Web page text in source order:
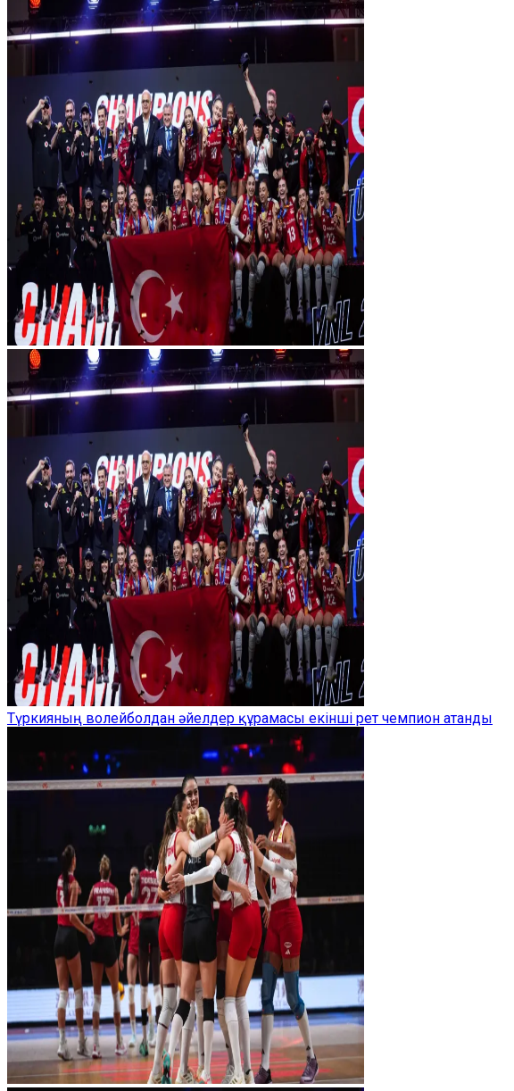
Түркияның волейболдан әйелдер құрамасы екінші рет чемпион атанды